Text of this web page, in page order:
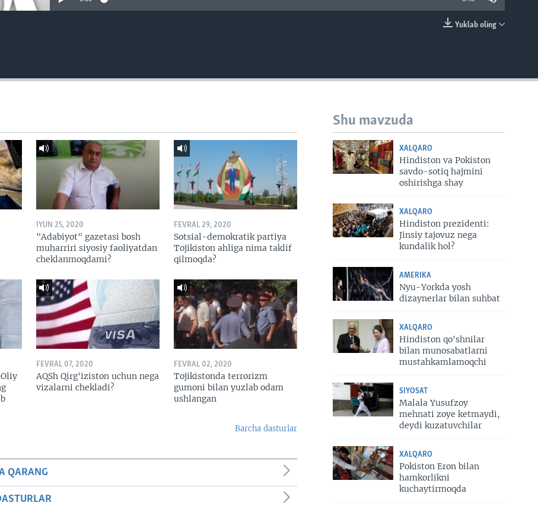
Yuklab oling
Shu mavzuda
XALQARO
Hindiston va Pokiston
savdo-sotiq hajmini
oshirishga shay
XALQARO
Hindiston prezidenti:
Jinsiy tajovuz nega
kundalik hol?
AMERIKA
Nyu-Yorkda yosh
dizaynerlar bilan suhbat
XALQARO
Hindiston qo'shnilar
bilan munosabatlarni
mustahkamlamoqchi
SIYOSAT
Malala Yusufzoy
mehnati zoye ketmaydi,
deydi kuzatuvchilar
XALQARO
Pokiston Eron bilan
hamkorlikni
kuchaytirmoqda
IYUN 25, 2020
"Adabiyot" gazetasi bosh
muharriri siyosiy faoliyatdan
cheklanmoqdami?
FEVRAL 29, 2020
Sotsial-demokratik partiya
Tojikiston ahliga nima taklif
qilmoqda?
FEVRAL 07, 2020
AQSh Qirg'iziston uchun nega
vizalarni chekladi?
FEVRAL 02, 2020
Tojikistonda terrorizm
gumoni bilan yuzlab odam
ushlangan
Barcha dasturlar
QARANG